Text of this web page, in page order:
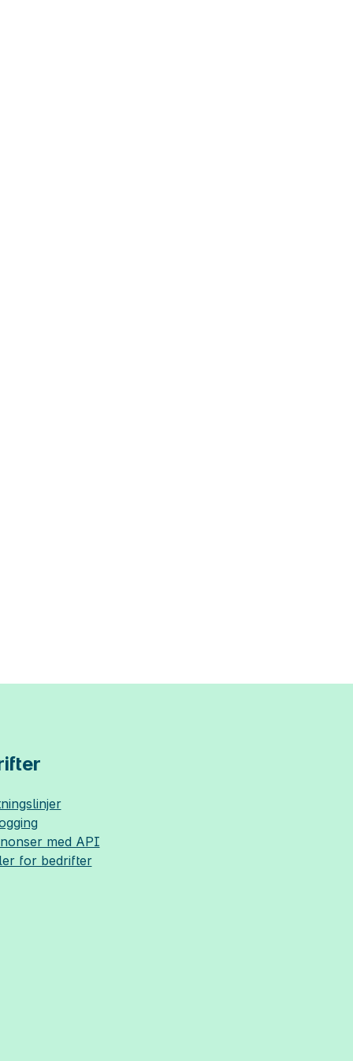
med API
for bedrifter